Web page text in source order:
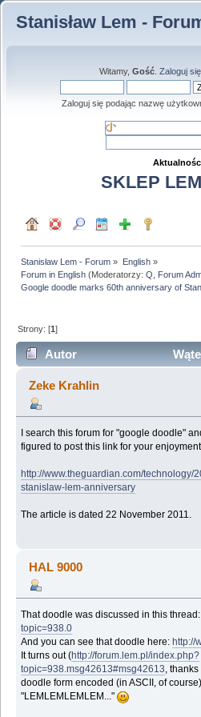
Stanisław Lem -
Witamy, Gość. Zaloguj się
Zaloguj się podając nazwę
SKLEP
Stanisław Lem - Forum » English»
Forum in English (Moderatorzy:Q Forum
Google doodle marks 60th anniversary of
Strony: [1]
Autor
60th anniversary of Stanislaw
(Przeczytany 63879 razy)
Zeke Krahlin
I search this forum for "google doodle"
figured to post this link for your
http://www.theguardian.com/technology/
stanislaw-lem-anniversary
The article is dated 22 November 2011.
HAL 9000
That doodle was discussed in this thread:
topic=938.0
And you can see that doodle here: http://
It turns out (http://forum.lem.pl/index.php?
topic=938.msg42613#msg42613, thanks
doodle form encoded (in ASCII, of
"LEMLEMLEMLEM..."